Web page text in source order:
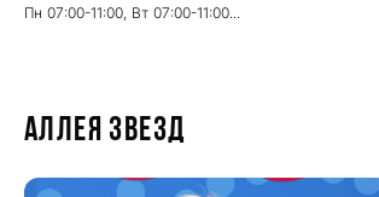
Пн 07:00-11:00, Вт 07:00-11:00...
Аллея звезд